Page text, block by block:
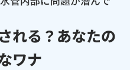
れる？あなたの
ワナ